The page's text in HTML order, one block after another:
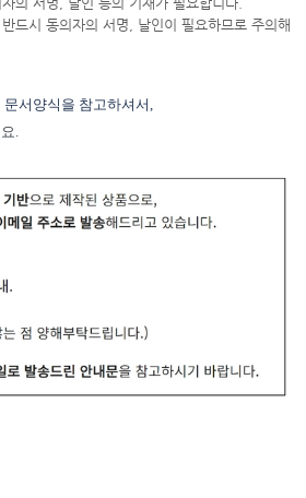
드시 동의자의 서명, 날인이 필요하므로 주의해
서양식을 참고하셔서,
.